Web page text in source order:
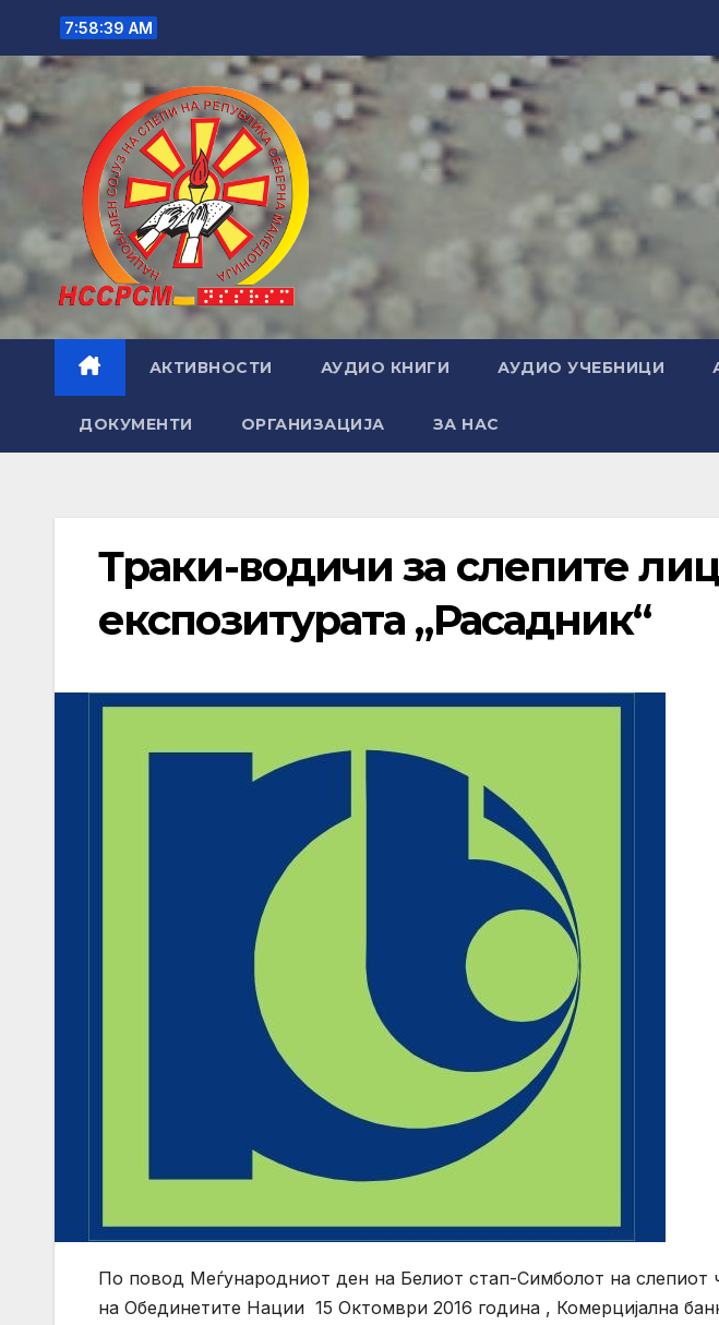
content
7:58:40 AM
АКТИВНОСТИ АУДИО КНИГИ АУДИО УЧЕБНИЦИ
ДОКУМЕНТИ ОРГАНИЗАЦИЈА ЗА НАС
Траки-водичи за слепите
експозитурата „Расадник“
По повод Меѓународниот ден на Белиот стап-Симболот на слепиот
на Обединетите Нации 15 Oктомври 2016 година , Комерцијална